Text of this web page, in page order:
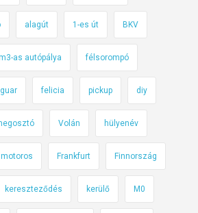
n
o
s
ó
k
é
s
alagút 1-es út BKV
as autópálya félsorompó
felicia pickup diy
Volán hülyenév
motoros Frankfurt Finnország
kereszteződés kerülő M0